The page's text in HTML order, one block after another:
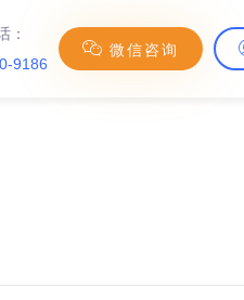
：
9186
微信咨询